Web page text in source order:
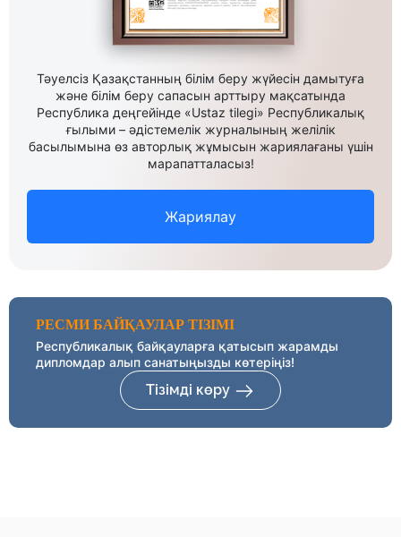
Тәуелсіз Қазақстанның білім беру жүйесін дамытуға
және білім беру сапасын арттыру мақсатында
Республика деңгейінде «Ustaz tilegi» Республикалық
ғылыми – әдістемелік журналының желілік
басылымына өз авторлық жұмысын жариялағаны үшін
марапатталасыз!
Жариялау
РЕСМИ БАЙҚАУЛАР ТІЗІМІ
Республикалық байқауларға қатысып жарамды
дипломдар алып санатыңызды көтеріңіз!
Тізімді көру